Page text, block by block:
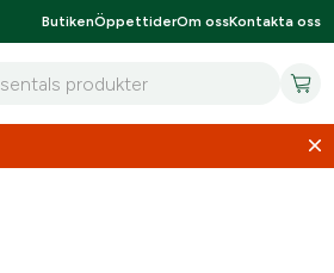
ButikenÖppettiderOm ossKontakta oss